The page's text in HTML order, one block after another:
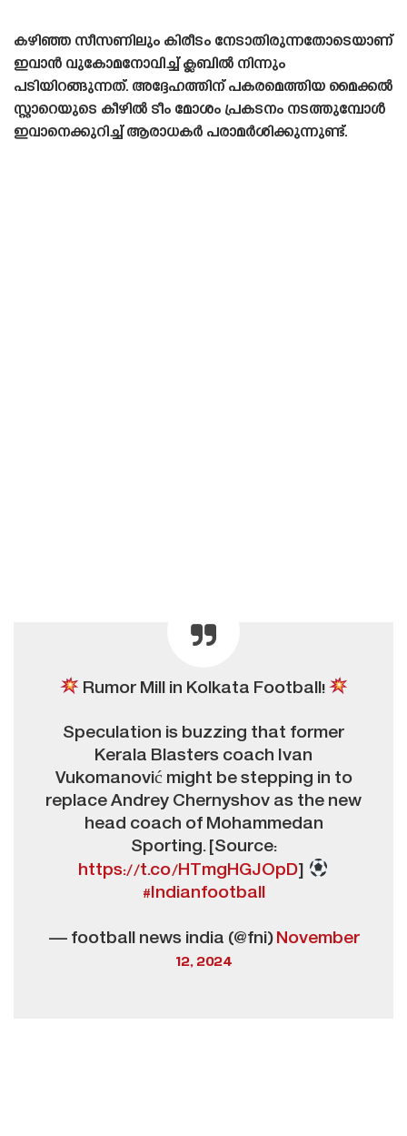
കഴിഞ്ഞ സീസണിലും കിരീടം നേടാതിരുന്നതോടെയാണ്
ഇവാൻ വുകോമനോവിച്ച് ക്ലബിൽ നിന്നും
പടിയിറങ്ങുന്നത്. അദ്ദേഹത്തിന് പകരമെത്തിയ മൈക്കൽ
സ്റ്റാറെയുടെ കീഴിൽ ടീം മോശം പ്രകടനം നടത്തുമ്പോൾ
ഇവാനെക്കുറിച്ച് ആരാധകർ പരാമർശിക്കുന്നുണ്ട്.
Rumor Mill in Kolkata Football!
Speculation is buzzing that former
Kerala Blasters coach Ivan
Vukomanović might be stepping in to
replace Andrey Chernyshov as the new
head coach of Mohammedan
Sporting. [Source:
https://t.co/HTmgHGJOpD]
#Indianfootball
— football news india (@fni)November
12, 2024